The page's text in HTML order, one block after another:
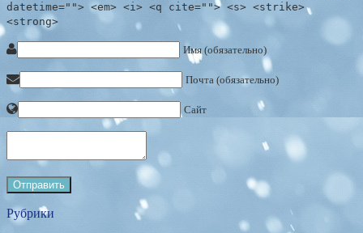
datetime=""> <em> <i> <q cite=""> <s> <strike>
<strong>
Имя (обязательно)
Почта (обязательно)
Сайт
Рубрики